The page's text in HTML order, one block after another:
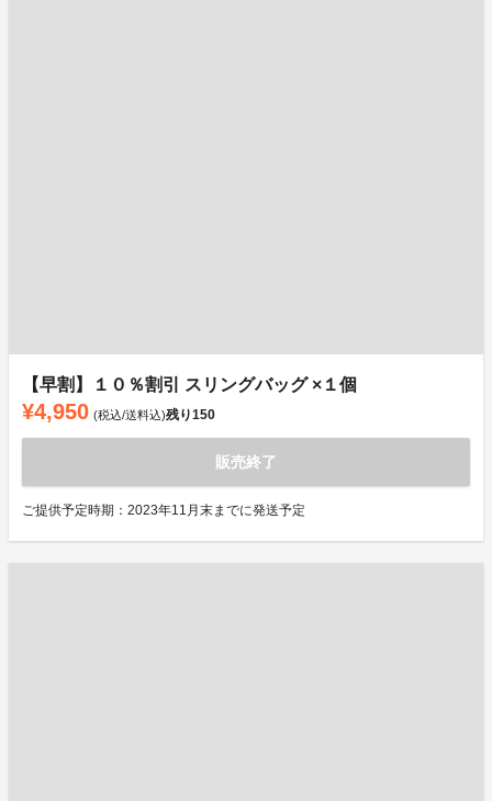
【早割】１０％割引 スリングバッグ ×１個
¥4,950 (税込/送料込)残り150
販売終了
ご提供予定時期：2023年11月末までに発送予定